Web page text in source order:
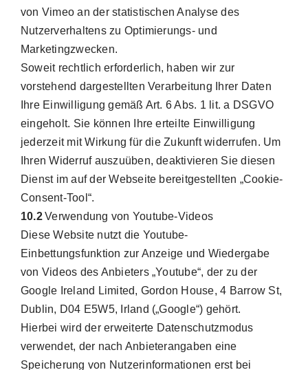
von Vimeo an der statistischen Analyse des
Nutzerverhaltens zu Optimierungs- und
Marketingzwecken.
Soweit rechtlich erforderlich, haben wir zur
vorstehend dargestellten Verarbeitung Ihrer Daten
Ihre Einwilligung gemäß Art. 6 Abs. 1 lit. a DSGVO
eingeholt. Sie können Ihre erteilte Einwilligung
jederzeit mit Wirkung für die Zukunft widerrufen. Um
Ihren Widerruf auszuüben, deaktivieren Sie diesen
Dienst im auf der Webseite bereitgestellten „Cookie-
Consent-Tool“.
10.2Verwendung von Youtube-Videos
Diese Website nutzt die Youtube-
Einbettungsfunktion zur Anzeige und Wiedergabe
von Videos des Anbieters „Youtube“, der zu der
Google Ireland Limited, Gordon House, 4 Barrow St,
Dublin, D04 E5W5, Irland („Google“) gehört.
Hierbei wird der erweiterte Datenschutzmodus
verwendet, der nach Anbieterangaben eine
Speicherung von Nutzerinformationen erst bei